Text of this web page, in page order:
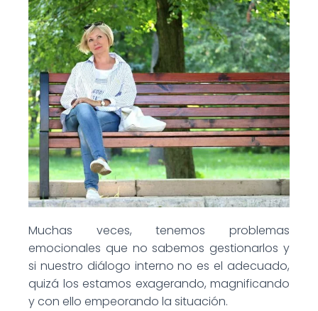
Muchas veces, tenemos problemas
emocionales que no sabemos gestionarlos y
si nuestro diálogo interno no es el adecuado,
quizá los estamos exagerando, magnificando
y con ello empeorando la situación.